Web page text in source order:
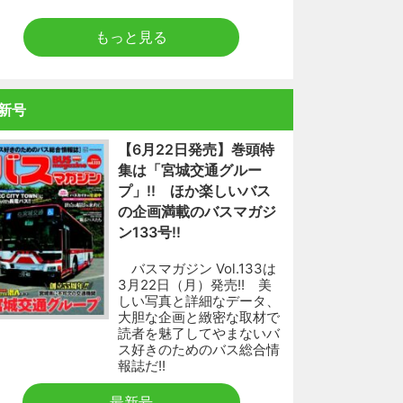
もっと見る
号
【6月22日発売】巻頭特
集は「宮城交通グルー
プ」!! ほか楽しいバス
の企画満載のバスマガジ
ン133号!!
バスマガジン Vol.133は
3月22日（月）発売!! 美
しい写真と詳細なデータ、
大胆な企画と緻密な取材で
読者を魅了してやまないバ
ス好きのためのバス総合情
報誌だ!!